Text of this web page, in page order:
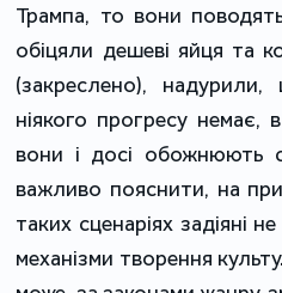
Трампа, то вони
обіцяли дешеві яйця та
(закреслено),
ніякого прогресу немає, в
вони і досі обожнюють
важливо пояснити, на
таких сценаріях задіяні
механізми творення